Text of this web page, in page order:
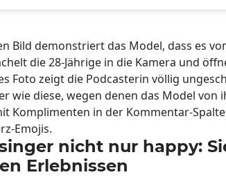
Bild demonstriert das Model, dass es
die 28-Jährige in die Kamera und
Foto zeigt die Podcasterin völlig
wie diese, wegen denen das Model von
Komplimenten in der Kommentar-
Emojis.
nicht nur happy:
Erlebnissen